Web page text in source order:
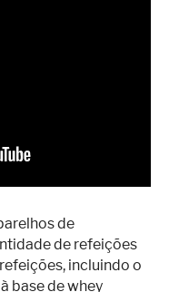
de
de refeições
incluindo o
base de whey